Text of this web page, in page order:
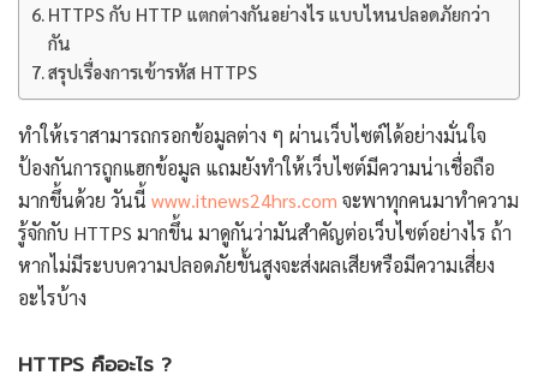
HTTPS กับ HTTP แตกต่างกันอย่างไร แบบไหนปลอดภัยกว่า
กัน
สรุปเรื่องการเข้ารหัส HTTPS
ทำให้เราสามารถกรอกข้อมูลต่าง ๆ ผ่านเว็บไซต์ได้อย่างมั่นใจ
ป้องกันการถูกแฮกข้อมูล แถมยังทำให้เว็บไซต์มีความน่าเชื่อถือ
มากขึ้นด้วย วันนี้ www.itnews24hrs.com จะพาทุกคนมาทำความ
รู้จักกับ HTTPS มากขึ้น มาดูกันว่ามันสำคัญต่อเว็บไซต์อย่างไร ถ้า
หากไม่มีระบบความปลอดภัยขั้นสูงจะส่งผลเสียหรือมีความเสี่ยง
อะไรบ้าง
HTTPS คืออะไร ?